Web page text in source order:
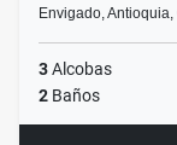
Envigado,
3Alcobas
2 Baños